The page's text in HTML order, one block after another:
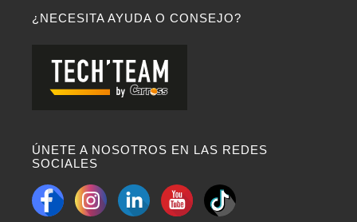
¿NECESITA AYUDA O CONSEJO?
ÚNETE A NOSOTROS EN LAS REDES
SOCIALES